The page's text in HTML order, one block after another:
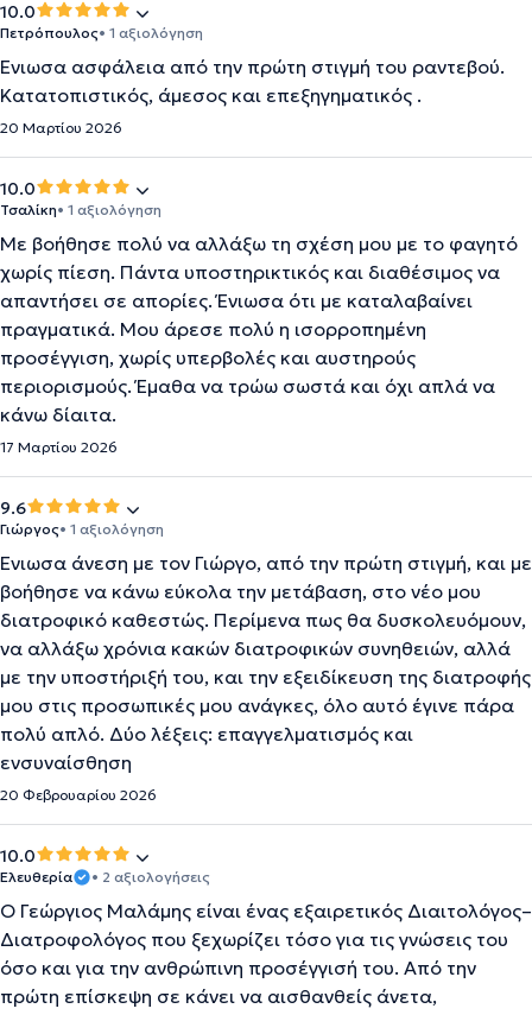
10.0
Πετρόπουλος• 1 αξιολόγηση
Ένιωσα ασφάλεια από την πρώτη στιγμή του ραντεβού.
Κατατοπιστικός, άμεσος και επεξηγηματικός .
20 Μαρτίου 2026
10.0
Τσαλίκη• 1 αξιολόγηση
Με βοήθησε πολύ να αλλάξω τη σχέση μου με το φαγητό
χωρίς πίεση. Πάντα υποστηρικτικός και διαθέσιμος να
απαντήσει σε απορίες. Ένιωσα ότι με καταλαβαίνει
πραγματικά. Μου άρεσε πολύ η ισορροπημένη
προσέγγιση, χωρίς υπερβολές και αυστηρούς
περιορισμούς. Έμαθα να τρώω σωστά και όχι απλά να
κάνω δίαιτα.
17 Μαρτίου 2026
9.6
Γιώργος• 1 αξιολόγηση
Ένιωσα άνεση με τον Γιώργο, από την πρώτη στιγμή, και με
βοήθησε να κάνω εύκολα την μετάβαση, στο νέο μου
διατροφικό καθεστώς. Περίμενα πως θα δυσκολευόμουν,
να αλλάξω χρόνια κακών διατροφικών συνηθειών, αλλά
με την υποστήριξή του, και την εξειδίκευση της διατροφής
μου στις προσωπικές μου ανάγκες, όλο αυτό έγινε πάρα
πολύ απλό. Δύο λέξεις: επαγγελματισμός και
ενσυναίσθηση
20 Φεβρουαρίου 2026
10.0
Ελευθερία • 2 αξιολογήσεις
Ο Γεώργιος Μαλάμης είναι ένας εξαιρετικός Διαιτολόγος–
Διατροφολόγος που ξεχωρίζει τόσο για τις γνώσεις του
όσο και για την ανθρώπινη προσέγγισή του. Από την
πρώτη επίσκεψη σε κάνει να αισθανθείς άνετα,